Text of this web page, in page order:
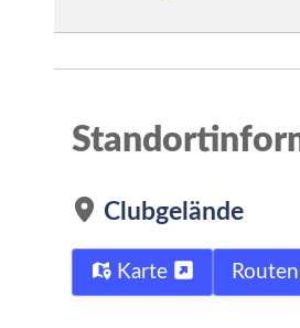
Clubgelände
Karte